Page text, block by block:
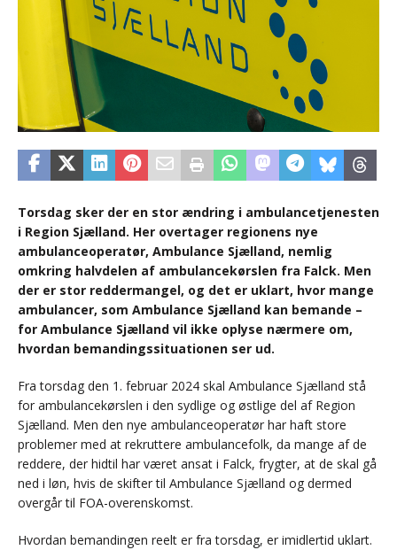
Torsdag sker der en stor ændring i ambulancetjenesten
i Region Sjælland. Her overtager regionens nye
ambulanceoperatør, Ambulance Sjælland, nemlig
omkring halvdelen af ambulancekørslen fra Falck. Men
der er stor reddermangel, og det er uklart, hvor mange
ambulancer, som Ambulance Sjælland kan bemande –
for Ambulance Sjælland vil ikke oplyse nærmere om,
hvordan bemandingssituationen ser ud.
Fra torsdag den 1. februar 2024 skal Ambulance Sjælland stå
for ambulancekørslen i den sydlige og østlige del af Region
Sjælland. Men den nye ambulanceoperatør har haft store
problemer med at rekruttere ambulancefolk, da mange af de
reddere, der hidtil har været ansat i Falck, frygter, at de skal gå
ned i løn, hvis de skifter til Ambulance Sjælland og dermed
overgår til FOA-overenskomst.
Hvordan bemandingen reelt er fra torsdag, er imidlertid uklart.